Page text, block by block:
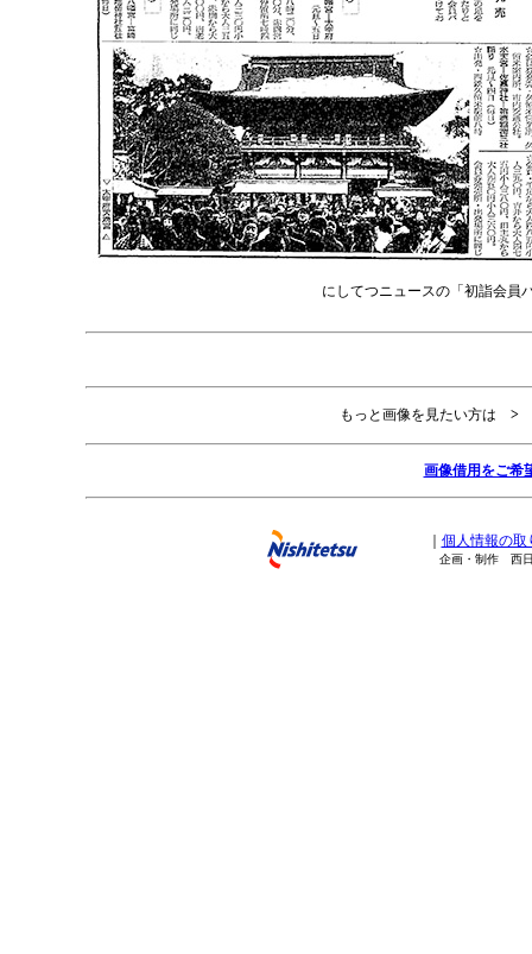
にしてつニュースの「初詣会員
もっと画像を見たい方は >
画像借用をご希
個人情報の取
企画・制作 西日